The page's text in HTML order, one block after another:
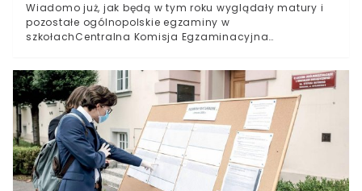
Wiadomo już, jak będą w tym roku wyglądały matury i
pozostałe ogólnopolskie egzaminy w
szkołachCentralna Komisja Egzaminacyjna
egzaminowaniaZasady będą przypominać te z
ubiegłego roku - konieczne będą maseczki, płyny
dezynfekujące i zachowanie odpowiednich
odstępówCzego jeszcze można się spodziewać po
wytycznych?